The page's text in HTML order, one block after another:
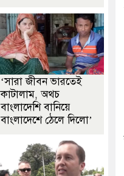
‘সারা জীবন ভারতেই
কাটালাম, অথচ
বাংলাদেশি বানিয়ে
বাংলাদেশে ঠেলে দিলো’